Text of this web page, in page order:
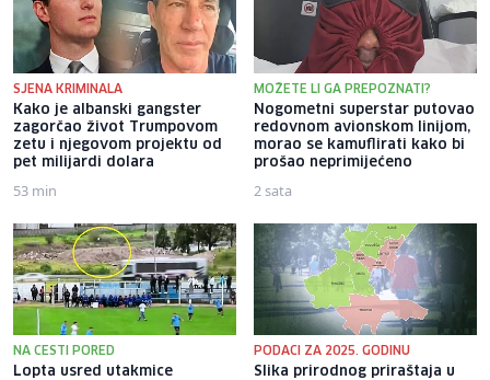
SJENA KRIMINALA
Kako je albanski gangster
zagorčao život Trumpovom
zetu i njegovom projektu od
pet milijardi dolara
53 min
MOŽETE LI GA PREPOZNATI?
Nogometni superstar putovao
redovnom avionskom linijom,
morao se kamuflirati kako bi
prošao neprimijećeno
2 sata
NA CESTI PORED
Lopta usred utakmice
PODACI ZA 2025. GODINU
Slika prirodnog priraštaja u